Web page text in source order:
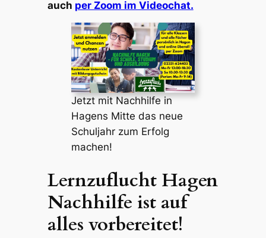
auch per Zoom im Videochat.
Jetzt mit Nachhilfe in
Hagens Mitte das neue
Schuljahr zum Erfolg
machen!
Lernzuflucht Hagen
Nachhilfe ist auf
alles vorbereitet!